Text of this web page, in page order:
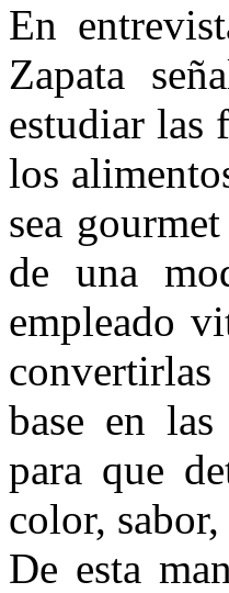
En
Zapata
estudiar las
los
sea
de una
empleado
base en
para que
color,
De esta